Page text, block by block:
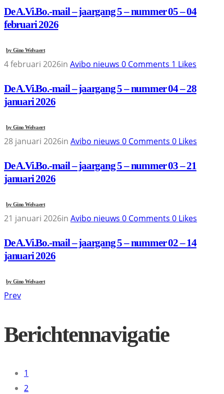
De A.Vi.Bo.-mail – jaargang 5 – nummer 05 – 04
februari 2026
byGino Welvaert
4 februari 2026in Avibo nieuws 0 Comments 1 Likes
De A.Vi.Bo.-mail – jaargang 5 – nummer 04 – 28
januari 2026
byGino Welvaert
28 januari 2026in Avibo nieuws 0 Comments 0 Likes
De A.Vi.Bo.-mail – jaargang 5 – nummer 03 – 21
januari 2026
byGino Welvaert
21 januari 2026in Avibo nieuws 0 Comments 0 Likes
De A.Vi.Bo.-mail – jaargang 5 – nummer 02 – 14
januari 2026
byGino Welvaert
Prev
Berichtennavigatie
1
2